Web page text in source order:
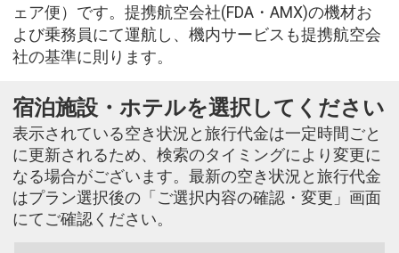
ェア便）です。提携航空会社(FDA・AMX)の機材お
よび乗務員にて運航し、機内サービスも提携航空会
社の基準に則ります。
宿泊施設・ホテルを選択してください
表示されている空き状況と旅行代金は一定時間ごと
に更新されるため、検索のタイミングにより変更に
なる場合がございます。最新の空き状況と旅行代金
はプラン選択後の「ご選択内容の確認・変更」画面
にてご確認ください。